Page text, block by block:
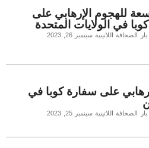
للهجوم الإرهابي على
في الولايات المتحدة
الصحافة اللاتينية سبتمبر 26, 2023
على سفارة كوبا في
الصحافة اللاتينية سبتمبر 25, 2023